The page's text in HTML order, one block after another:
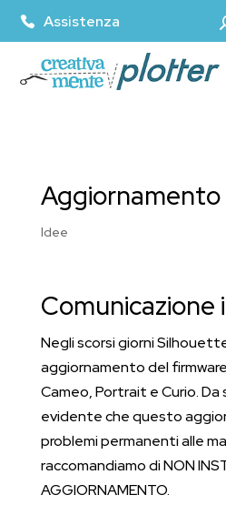
Assistenza
Idee
Negli scorsi giorni
aggiornamento del
Cameo, Portrait e Curio.
evidente che questo
problemi permanenti alle
raccomandiamo di NON
AGGIORNAMENTO.